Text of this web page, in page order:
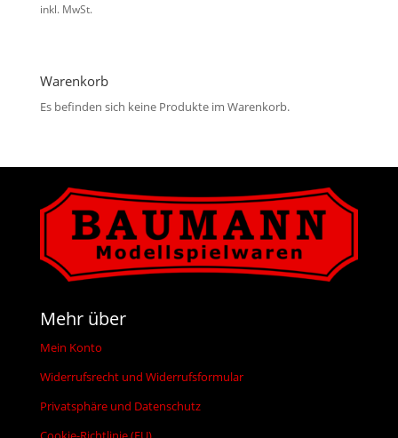
inkl. MwSt.
Warenkorb
Es befinden sich keine Produkte im Warenkorb.
Mehr über
Mein Konto
Widerrufsrecht und Widerrufsformular
Privatsphäre und Datenschutz